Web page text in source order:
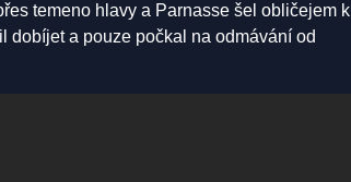
temeno hlavy a Parnasse šel obličejem k
dobíjet a pouze počkal na odmávání od